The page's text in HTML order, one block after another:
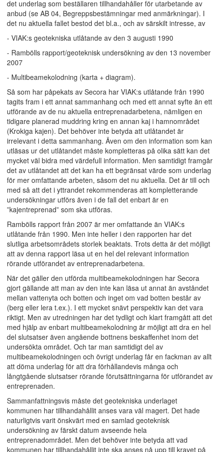
det underlag som beställaren tillhandahåller för utarbetande av
anbud (se AB 04, Begreppsbestämningar med anmärkningar). I
det nu aktuella fallet bestod det bl.a., och av särskilt intresse, av
- VIAK:s geotekniska utlåtande av den 3 augusti 1990
- Rambölls rapport/geoteknisk undersökning av den 13 november
2007
- Multibeamekolodning (karta + diagram).
Så som har påpekats av Secora har VIAK:s utlåtande från 1990
tagits fram i ett annat sammanhang och med ett annat syfte än ett
utförande av de nu aktuella entreprenadarbetena, nämligen en
tidigare planerad muddring kring en annan kaj i hamnområdet
(Krokiga kajen). Det behöver inte betyda att utlåtandet är
irrelevant i detta sammanhang. Även om den information som kan
utläsas ur det utlåtandet måste kompletteras på olika sätt kan det
mycket väl bidra med värdefull information. Men samtidigt framgår
det av utlåtandet att det kan ha ett begränsat värde som underlag
för mer omfattande arbeten, såsom det nu aktuella. Det är till och
med så att det i yttrandet rekommenderas att kompletterande
undersökningar utförs även i de fall det enbart är en
”kajentreprenad” som ska utföras.
Rambölls rapport från 2007 är mer omfattande än VIAK:s
utlåtande från 1990. Men inte heller i den rapporten har det
slutliga arbetsområdets storlek beaktats. Trots detta är det möjligt
att av denna rapport läsa ut en hel del relevant information
rörande utförandet av entreprenadarbetena.
När det gäller den utförda multibeamekolodningen har Secora
gjort gällande att man av den inte kan läsa ut annat än avståndet
mellan vattenyta och botten och inget om vad botten består av
(berg eller lera t.ex.). I ett mycket snävt perspektiv kan det vara
riktigt. Men av utredningen har det tydligt och klart framgått att det
med hjälp av enbart multibeamekolodning är möjligt att dra en hel
del slutsatser även angående bottnens beskaffenhet inom det
undersökta området. Och tar man samtidigt del av
multibeamekolodningen och övrigt underlag får en fackman av allt
att döma underlag för att dra förhållandevis många och
långtgående slutsatser rörande förutsättningarna för utförandet av
entreprenaden.
Sammanfattningsvis måste det geotekniska underlaget
kommunen har tillhandahållit anses vara väl magert. Det hade
naturligtvis varit önskvärt med en samlad geoteknisk
undersökning av färskt datum avseende hela
entreprenadområdet. Men det behöver inte betyda att vad
kommunen har tillhandahållit inte ska anses nå upp till kravet på